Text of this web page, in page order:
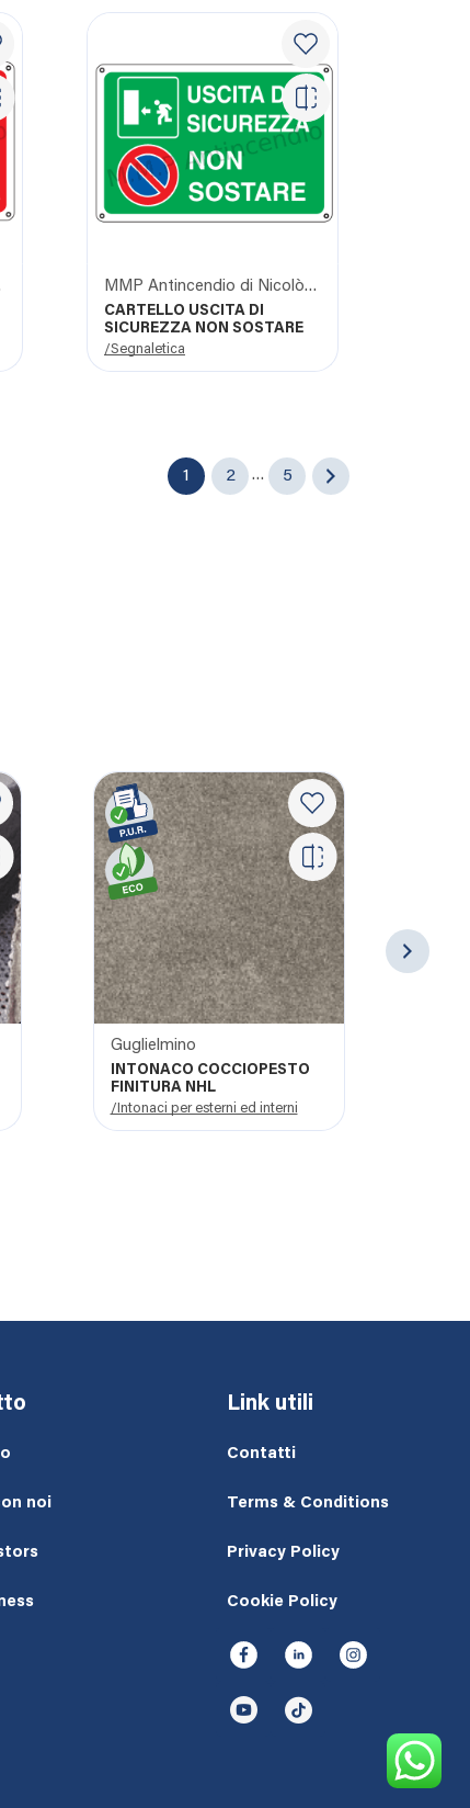
MMP Antincendio di Nicolò Giangrasso
CARTELLO USCITA DI
SICUREZZA NON SOSTARE
/Segnaletica
1 2 … 5
Guglielmino
INTONACO COCCIOPESTO
FINITURA NHL
/Intonaci per esterni ed interni
noi
Link utili
Contatti
Terms & Conditions
Privacy Policy
Cookie Policy